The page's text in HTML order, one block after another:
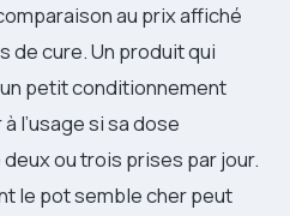
au prix affiché
de cure. Un produit qui
petit conditionnement
l’usage si sa dose
ou trois prises par jour.
le pot semble cher peut